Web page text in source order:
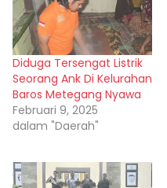
Diduga Tersengat Listrik
Seorang Ank Di Kelurahan
Baros Metegang Nyawa
Februari 9, 2025
dalam "Daerah"